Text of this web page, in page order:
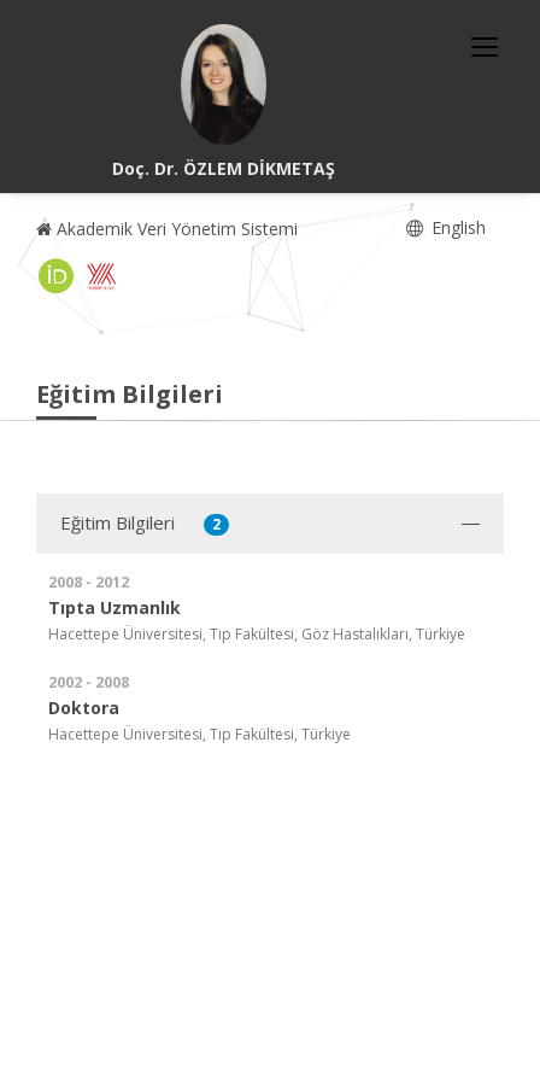
Doç. Dr. ÖZLEM DİKMETAŞ
Akademik Veri Yönetim Sistemi English
Eğitim Bilgileri
Eğitim Bilgileri 2
2008 - 2012
Tıpta Uzmanlık
Hacettepe Üniversitesi, Tıp Fakültesi, Göz Hastalıkları, Türkiye
2002 - 2008
Doktora
Hacettepe Üniversitesi, Tıp Fakültesi, Türkiye